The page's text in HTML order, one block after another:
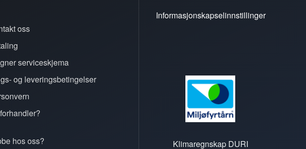
oss
serviceskjema
og leveringsbetingelser
hos oss?
Informasjonskapselinnstillinger
Klimaregnskap DURI